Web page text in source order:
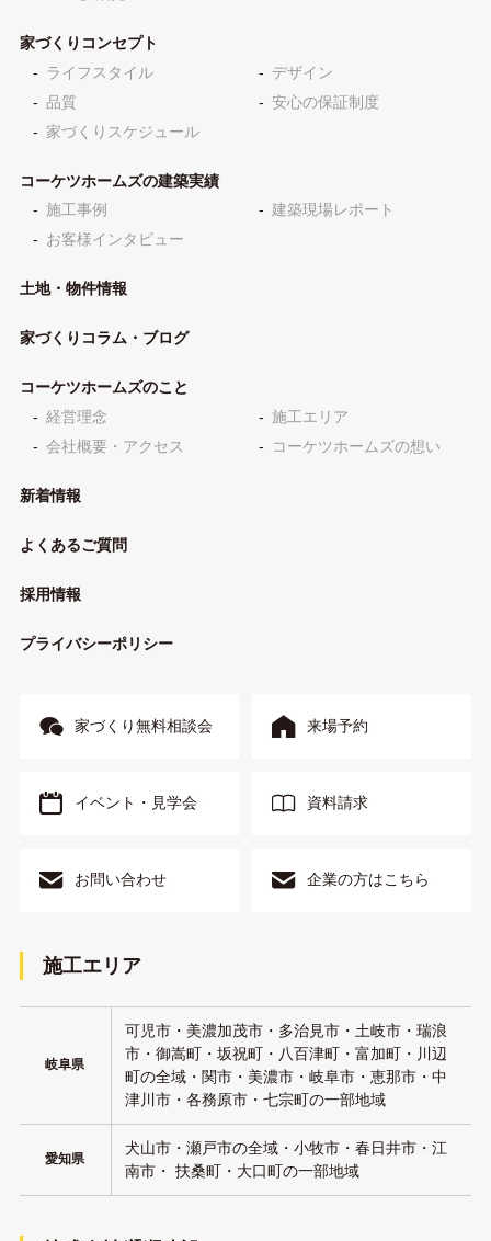
家づくりコンセプト
ライフスタイル
デザイン
品質
安心の保証制度
家づくりスケジュール
コーケツホームズの建築実績
施工事例
建築現場レポート
お客様インタビュー
土地・物件情報
家づくりコラム・ブログ
コーケツホームズのこと
経営理念
施工エリア
会社概要・アクセス
コーケツホームズの想い
新着情報
よくあるご質問
採用情報
プライバシーポリシー
家づくり無料相談会 来場予約
イベント・見学会 資料請求
お問い合わせ 企業の方はこちら
施工エリア
岐阜県
可児市・美濃加茂市・多治見市・土岐市・瑞浪
市・御嵩町・坂祝町・八百津町・富加町・川辺
町の全域・関市・美濃市・岐阜市・恵那市・中
津川市・各務原市・七宗町の一部地域
愛知県
犬山市・瀬戸市の全域・小牧市・春日井市・江
南市・ 扶桑町・大口町の一部地域